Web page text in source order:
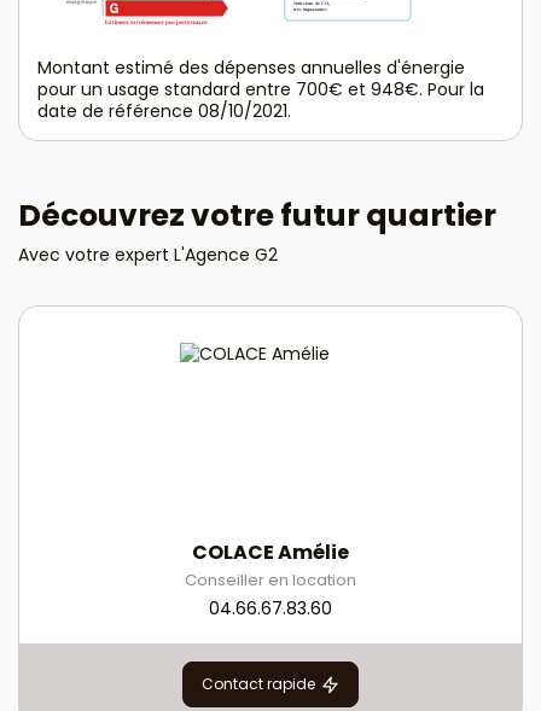
Montant estimé des dépenses annuelles d'énergie
pour un usage standard entre 700€ et 948€. Pour la
date de référence 08/10/2021.
Découvrez votre futur quartier
Avec votre expert L'Agence G2
COLACE Amélie
Conseiller en location
04.66.67.83.60
Contact rapide